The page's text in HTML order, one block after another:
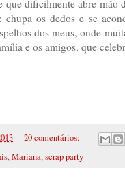
que dificilmente abre mão
chupa os dedos e se
dos meus, onde
e os amigos, que
20 comentários:
,Mariana,scrap party